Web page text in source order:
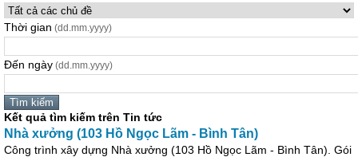
Thời gian (dd.mm.yyyy)
Đến ngày (dd.mm.yyyy)
Kết quả tìm kiếm trên Tin tức
Nhà xưởng (103 Hồ Ngọc Lãm - Bình Tân)
Công trình xây dựng Nhà xưởng (103 Hồ Ngọc Lãm - Bình Tân). Gói